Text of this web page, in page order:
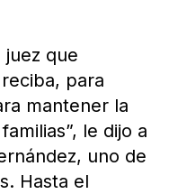
juez que
para
mantener la
le dijo a
uno de
Hasta el